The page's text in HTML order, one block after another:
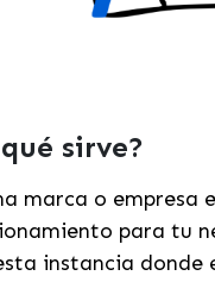
sirve?
marca o empresa
para tu
instancia donde